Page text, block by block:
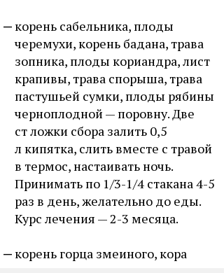
корень сабельника, плоды
черемухи, корень бадана, трава
зопника, плоды кориандра, лист
крапивы, трава спорыша, трава
пастушьей сумки, плоды рябины
черноплодной — поровну. Две
ст ложки сбора залить 0,5
л кипятка, слить вместе с травой
в термос, настаивать ночь.
Принимать по 1/3-1/4 стакана 4-5
раз в день, желательно до еды.
Курс лечения — 2-3 месяца.
корень горца змеиного, кора